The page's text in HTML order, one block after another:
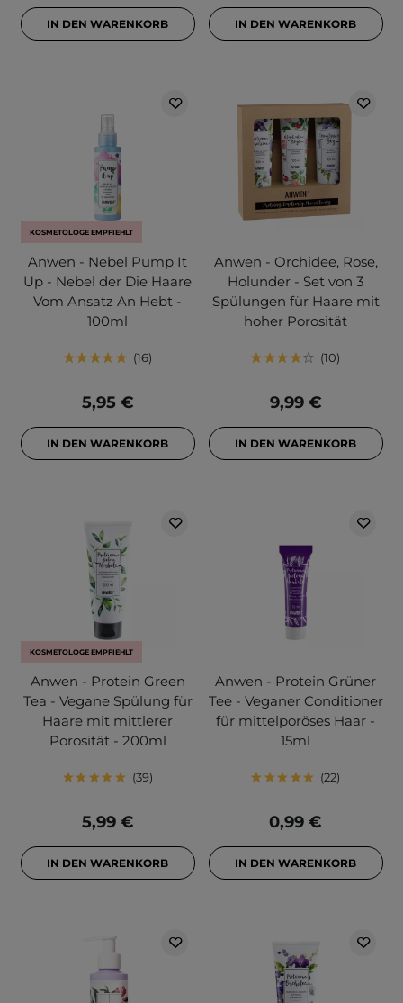
IN DEN WARENKORB IN DEN WARENKORB
KOSMETOLOGE EMPFIEHLT
Anwen - Nebel Pump It
Up - Nebel der Die Haare
Vom Ansatz An Hebt -
100ml
16
5,95 €
IN DEN WARENKORB
Anwen - Orchidee, Rose,
Holunder - Set von 3
Spülungen für Haare mit
hoher Porosität
10
9,99 €
IN DEN WARENKORB
KOSMETOLOGE EMPFIEHLT
Anwen - Protein Green
Tea - Vegane Spülung für
Haare mit mittlerer
Porosität - 200ml
39
5,99 €
IN DEN WARENKORB
Anwen - Protein Grüner
Tee - Veganer Conditioner
für mittelporöses Haar -
15ml
22
0,99 €
IN DEN WARENKORB